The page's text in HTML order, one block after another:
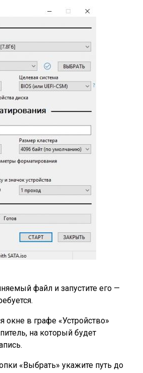
файл и запустите его —
в графе «Устройство»
на который будет
«Выбрать» укажите путь до